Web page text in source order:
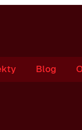
Blog